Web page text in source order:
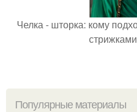
Челка - шторка: кому
Популярные материалы